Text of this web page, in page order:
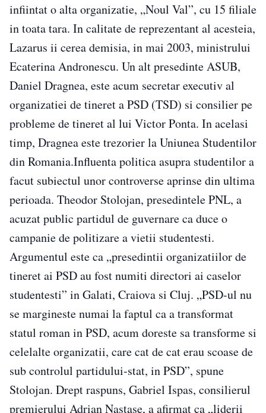
infiintat o alta organizatie, „Noul Val”, cu 15 filiale
in toata tara. In calitate de reprezentant al acesteia,
Lazarus ii cerea demisia, in mai 2003, ministrului
Ecaterina Andronescu. Un alt presedinte ASUB,
Daniel Dragnea, este acum secretar executiv al
organizatiei de tineret a PSD (TSD) si consilier pe
probleme de tineret al lui Victor Ponta. In acelasi
timp, Dragnea este trezorier la Uniunea Studentilor
din Romania.Influenta politica asupra studentilor a
facut subiectul unor controverse aprinse din ultima
perioada. Theodor Stolojan, presedintele PNL, a
acuzat public partidul de guvernare ca duce o
campanie de politizare a vietii studentesti.
Argumentul este ca „presedintii organizatiilor de
tineret ai PSD au fost numiti directori ai caselor
studentesti” in Galati, Craiova si Cluj. „PSD-ul nu
se margineste numai la faptul ca a transformat
statul roman in PSD, acum doreste sa transforme si
celelalte organizatii, care cat de cat erau scoase de
sub controlul partidului-stat, in PSD”, spune
Stolojan. Drept raspuns, Gabriel Ispas, consilierul
premierului Adrian Nastase, a afirmat ca „liderii